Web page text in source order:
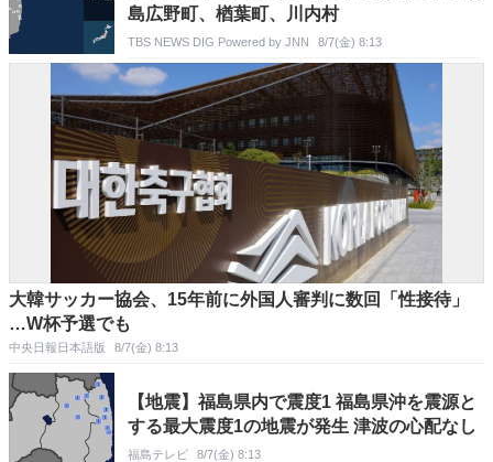
島広野町、楢葉町、川内村
TBS NEWS DIG Powered by JNN 8/7(金) 8:13
大韓サッカー協会、15年前に外国人審判に数回「性接待」
…W杯予選でも
中央日報日本語版 8/7(金) 8:13
【地震】福島県内で震度1 福島県沖を震源と
する最大震度1の地震が発生 津波の心配なし
福島テレビ 8/7(金) 8:13